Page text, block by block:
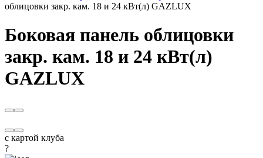
облицовки закр. кам. 18 и 24 кВт(л) GAZLUX
Боковая панель облицовки
закр. кам. 18 и 24 кВт(л)
GAZLUX
с картой клуба
?